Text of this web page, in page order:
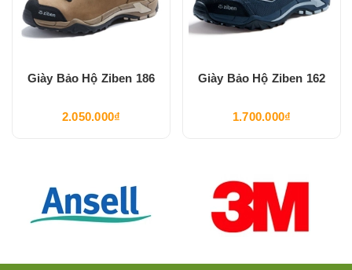
Giày Bảo Hộ Ziben 186
2.050.000₫
Giày Bảo Hộ Ziben 162
1.700.000₫